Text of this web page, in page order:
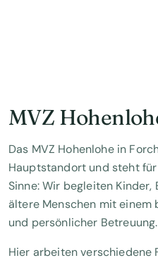
MVZ
Das MVZ Hohenlohe in
Hauptstandort und steht
Sinne: Wir begleiten Kinder,
ältere Menschen mit einem
und persönlicher Betreuung.
Hier arbeiten verschiedene